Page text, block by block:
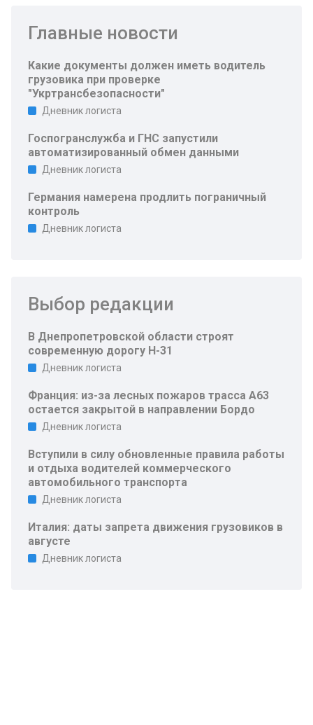
Главные новости
Какие документы должен иметь водитель
грузовика при проверке
"Укртрансбезопасности"
Дневник логиста
Госпогранслужба и ГНС запустили
автоматизированный обмен данными
Дневник логиста
Германия намерена продлить пограничный
контроль
Дневник логиста
Выбор редакции
В Днепропетровской области строят
современную дорогу Н-31
Дневник логиста
Франция: из-за лесных пожаров трасса A63
остается закрытой в направлении Бордо
Дневник логиста
Вступили в силу обновленные правила работы
и отдыха водителей коммерческого
автомобильного транспорта
Дневник логиста
Италия: даты запрета движения грузовиков в
августе
Дневник логиста